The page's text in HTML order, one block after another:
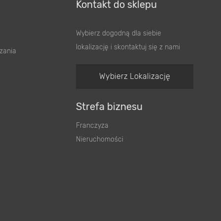
Kontakt do sklepu
Wybierz dogodną dla siebie
lokalizację i skontaktuj się z nami
Wybierz Lokalizację
Strefa biznesu
Franczyza
Nieruchomości